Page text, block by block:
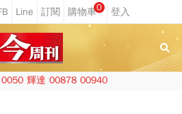
0
0050 輝達 00878 00940